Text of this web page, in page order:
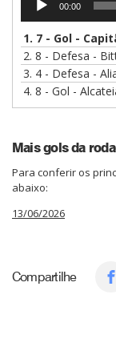
00:00
1. 7 - Gol -
2. 8 - Defesa -
3. 4 - Defesa -
4. 8 - Gol -
Mais gols da
Para conferir os
abaixo:
13/06/2026
Compartilhe